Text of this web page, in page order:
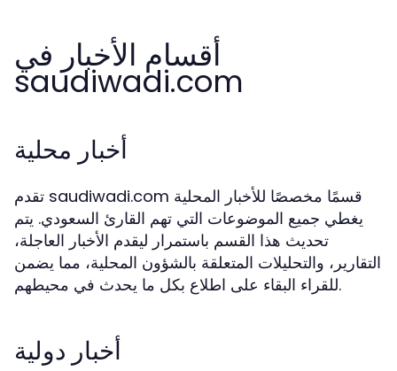
أقسام الأخبار في
saudiwadi.com
أخبار محلية
تقدم saudiwadi.com قسمًا مخصصًا للأخبار المحلية
يغطي جميع الموضوعات التي تهم القارئ السعودي. يتم
تحديث هذا القسم باستمرار ليقدم الأخبار العاجلة،
التقارير، والتحليلات المتعلقة بالشؤون المحلية، مما يضمن
للقراء البقاء على اطلاع بكل ما يحدث في محيطهم.
أخبار دولية